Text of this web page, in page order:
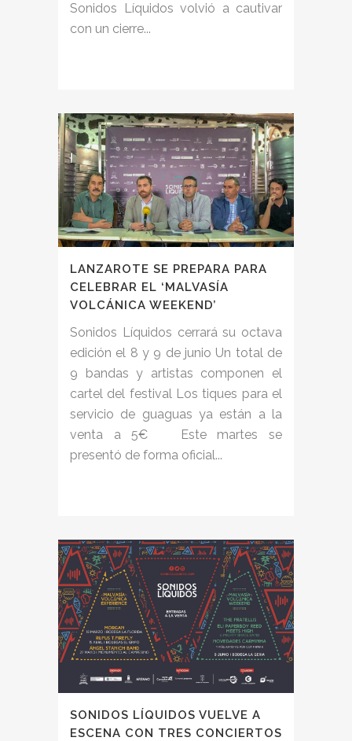
Sonidos Líquidos volvió a cautivar
con un cierre...
LANZAROTE SE PREPARA PARA
CELEBRAR EL ‘MALVASÍA
VOLCÁNICA WEEKEND’
Sonidos Líquidos cerrará su octava
edición el 8 y 9 de junio Un total de
9 bandas y artistas componen el
cartel del festival Los tiques para el
servicio de guaguas ya están a la
venta a 5€ Este martes se
presentó de forma oficial...
SONIDOS LÍQUIDOS VUELVE A
ESCENA CON TRES CONCIERTOS